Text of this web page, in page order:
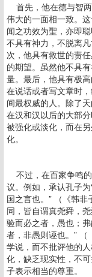
首先，他在德与智
伟大的一面相一致。
闻之功效为聖，亦即
不具有神力，不脱离
次，他具有救世的责
的期望。虽然他不具
量。最后，他具有极
在说话或者写文章时
间最权威的人。除了
在汉和汉以后的大部
被强化或淡化，而在
化。
不过，在百家争鸣
议。例如，承认孔子
国之言也。” （《韩非
同，皆自谓真尧舜，
验而必之者，愚也；
者，非愚则诬也。” （
学说，而不批评他的
化，缺乏现实性，不
子表示相当的尊重。